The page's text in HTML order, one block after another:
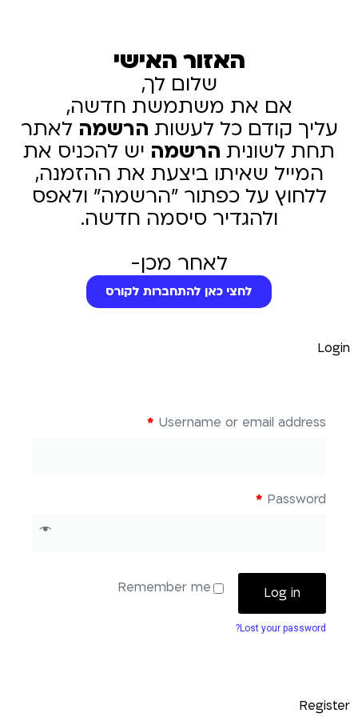
האזור האישי
שלום לך,
אם את משתמשת חדשה,
עליך קודם כל לעשות הרשמהלאתר
תחת לשונית הרשמה יש להכניס את
המייל שאיתו ביצעת את ההזמנה,
ללחוץ על כפתור "הרשמה" ולאפס
ולהגדיר סיסמה חדשה.
לאחר מכן-
לחצי כאן להתחברות לקורס
Login
Username or email address
*
Password
*
Remember me Log in
Lost your password?
Register